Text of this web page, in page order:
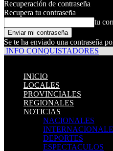
Recuperación de contraseña
Recupera tu contraseña
tu
Se te ha enviado una contraseña
INFO CONQUISTADORES
INICIO
LOCALES
PROVINCIALES
REGIONALES
NOTICIAS
NACIONALES
DEPORTES
ESPECTACULOS